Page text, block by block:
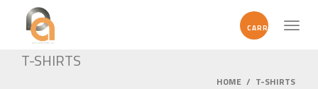
Toggle
CARRINHO
T-SHIRTS
HOME / T-SHIRTS